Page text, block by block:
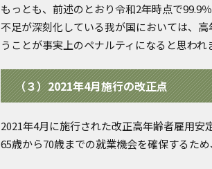
もっとも、前述のとおり令和2年時点で99.9
不足が深刻化している我が国においては、
うことが事実上のペナルティになると思われ
（３）2021年4月施行の改正点
2021年4月に施行された改正高年齢者雇用
65歳から70歳までの就業機会を確保するた